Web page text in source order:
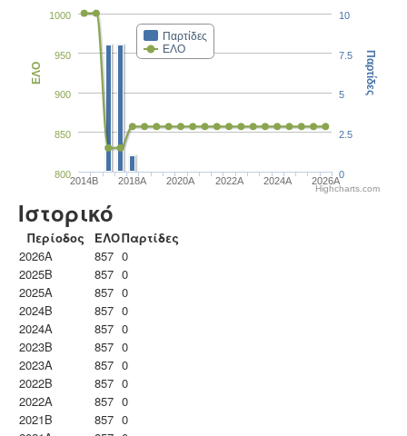
Παρτίδες
ΕΛΟ
2014B 2018A 2020A 2022A 2024A 2026A
800
850
900
950
1000
ΕΛΟ
0
10
2.5
5
7.5 Παρτίδες
Highcharts.com
Ιστορικό
Περίοδος ΕΛΟΠαρτίδες
2026A
857 0
2025B
857 0
2025A
857 0
2024B
857 0
2024A
857 0
2023B
857 0
2023Α
857 0
2022B
857 0
2022A
857 0
2021B
857 0